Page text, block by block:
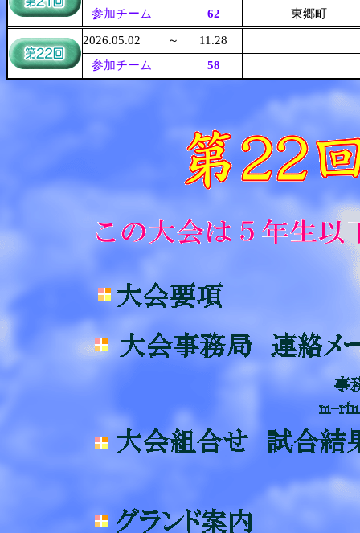
参加チーム
62 東郷町
2026.05.02 ～
11.28
参加チーム
58